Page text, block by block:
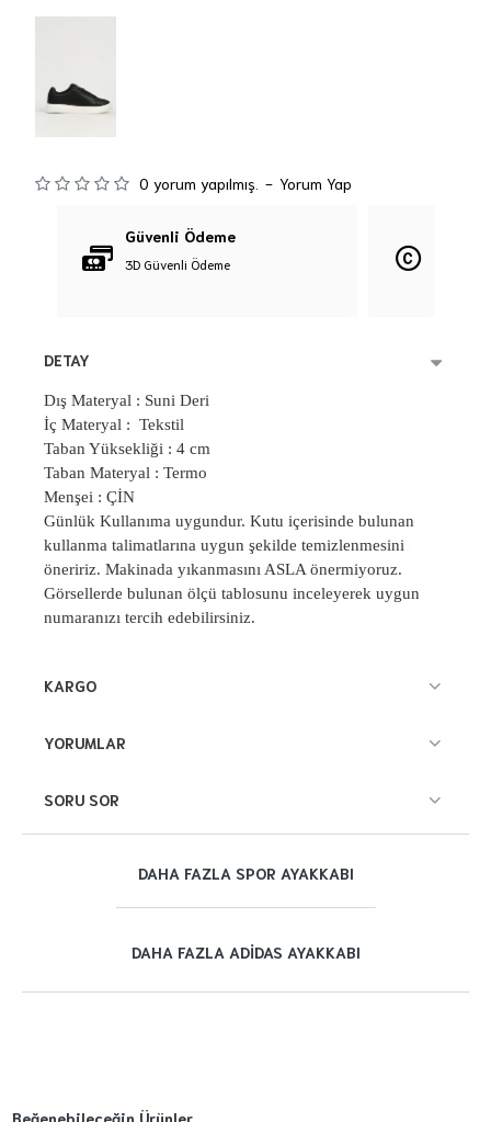
0 yorum yapılmış. - Yorum Yap
Güvenli Ödeme
3D Güvenli Ödeme
DAHA FAZLA SPOR AYAKKABI
DAHA FAZLA ADIDAS AYAKKABI
DETAY
Dış Materyal : Suni Deri
İç Materyal : Tekstil
Taban Yüksekliği : 4 cm
Taban Materyal : Termo
Menşei : ÇİN
Günlük Kullanıma uygundur. Kutu içerisinde bulunan
kullanma talimatlarına uygun şekilde temizlenmesini
öneririz. Makinada yıkanmasını ASLA önermiyoruz.
Görsellerde bulunan ölçü tablosunu inceleyerek uygun
numaranızı tercih edebilirsiniz.
KARGO
YORUMLAR
SORU SOR
Beğenebileceğin Ürünler